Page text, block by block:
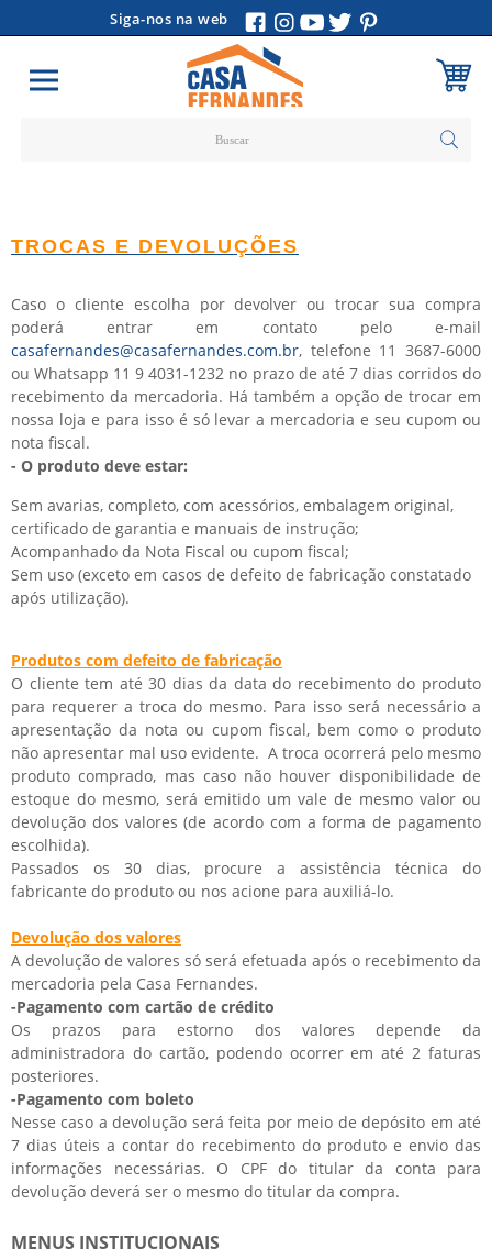
Siga-nos na web
TROCAS E DEVOLUÇÕES
Caso o cliente escolha por devolver ou trocar sua compra
poderá entrar em contato pelo e-mail
casafernandes@casafernandes.com.br, telefone 11 3687-6000
ou Whatsapp 11 9 4031-1232 no prazo de até 7 dias corridos do
recebimento da mercadoria. Há também a opção de trocar em
nossa loja e para isso é só levar a mercadoria e seu cupom ou
nota fiscal.
- O produto deve estar:
Sem avarias, completo, com acessórios, embalagem original,
certificado de garantia e manuais de instrução;
Acompanhado da Nota Fiscal ou cupom fiscal;
Sem uso (exceto em casos de defeito de fabricação constatado
após utilização).
Produtos com defeito de fabricação
O cliente tem até 30 dias da data do recebimento do produto
para requerer a troca do mesmo. Para isso será necessário a
apresentação da nota ou cupom fiscal, bem como o produto
não apresentar mal uso evidente. A troca ocorrerá pelo mesmo
produto comprado, mas caso não houver disponibilidade de
estoque do mesmo, será emitido um vale de mesmo valor ou
devolução dos valores (de acordo com a forma de pagamento
escolhida).
Passados os 30 dias, procure a assistência técnica do
fabricante do produto ou nos acione para auxiliá-lo.
Devolução dos valores
A devolução de valores só será efetuada após o recebimento da
mercadoria pela Casa Fernandes.
-Pagamento com cartão de crédito
Os prazos para estorno dos valores depende da
administradora do cartão, podendo ocorrer em até 2 faturas
posteriores.
-Pagamento com boleto
Nesse caso a devolução será feita por meio de depósito em até
7 dias úteis a contar do recebimento do produto e envio das
informações necessárias. O CPF do titular da conta para
devolução deverá ser o mesmo do titular da compra.
MENUS INSTITUCIONAIS